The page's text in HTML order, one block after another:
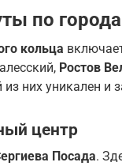
по
кольца
Ростов
них уникален и
центр
Посада.